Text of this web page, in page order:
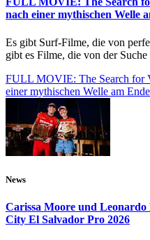
nach einer mythischen Welle
Es gibt Surf-Filme, die von
gibt es Filme, die von der
FULL MOVIE: The Search for
einer mythischen Welle am
News
Carissa Moore und
City El Salvador Pro 2026